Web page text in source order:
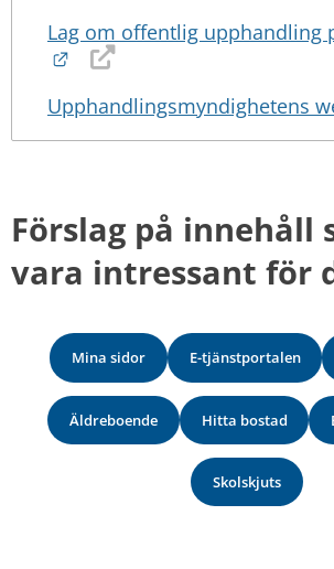
Lag om offentlig upphandling
Länk till annan webbplats.
Upphandlingsmyndighetens
Förslag på innehåll
vara intressant för
Mina sidor E-tjänstportalen
Äldreboende Hitta bostad
Skolskjuts